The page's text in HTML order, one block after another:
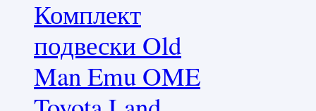
Комплект
подвески Old
Man Emu OME